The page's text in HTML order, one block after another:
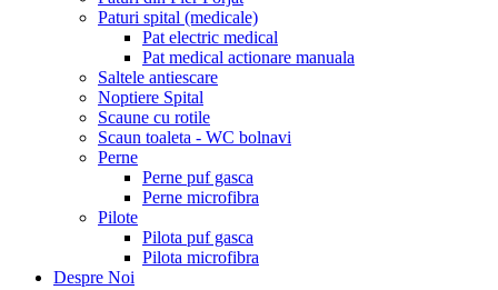
Paturi spital (medicale)
Pat electric medical
Pat medical actionare manuala
Saltele antiescare
Noptiere Spital
Scaune cu rotile
Scaun toaleta - WC bolnavi
Perne
Perne puf gasca
Perne microfibra
Pilote
Pilota puf gasca
Pilota microfibra
Despre Noi